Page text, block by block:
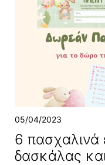
05/04/2023
6 πασχαλινά
δασκάλας